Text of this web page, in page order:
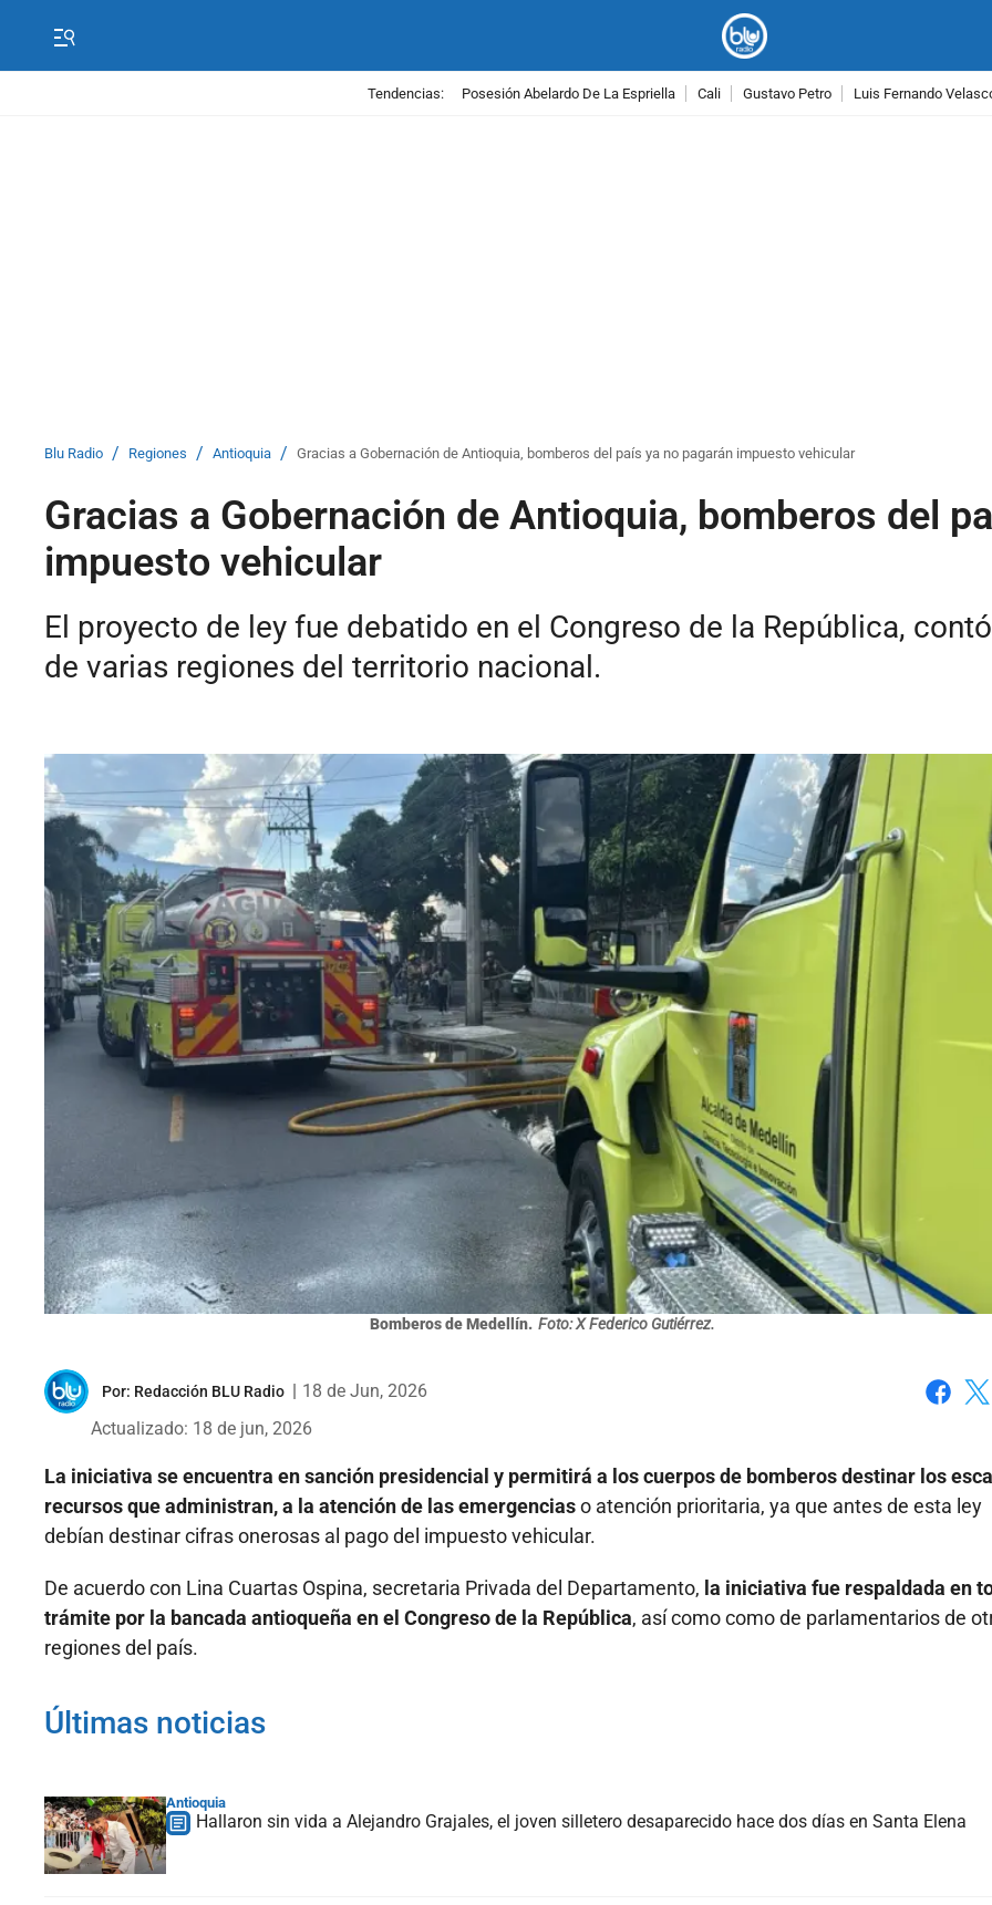
Tendencias: Posesión Abelardo De La Espriella Cali Gustavo Petro Luis Fernando
Blu Radio / Regiones / Antioquia / Gracias a Gobernación de Antioquia, bomberos del país ya no pagarán impuesto vehicular
Gracias a Gobernación de Antioquia, bomberos del
impuesto vehicular
El proyecto de ley fue debatido en el Congreso de la República,
de varias regiones del territorio nacional.
Bomberos de Medellín. Foto: X Federico Gutiérrez.
Por: Redacción BLU Radio
18 de Jun, 2026
Actualizado: 18 de jun, 2026
La iniciativa se encuentra en sanción presidencial y permitirá a los cuerpos de bomberos destinar los
recursos que administran, a la atención de las emergenciaso atención prioritaria, ya que antes de esta ley
debían destinar cifras onerosas al pago del impuesto vehicular.
De acuerdo con Lina Cuartas Ospina, secretaria Privada del Departamento, la iniciativa fue respaldada en
trámite por la bancada antioqueña en el Congreso de la República, así como como de parlamentarios de
regiones del país.
Últimas noticias
Antioquia
Hallaron sin vida a Alejandro Grajales, el joven silletero desaparecido hace dos días en Santa Elena